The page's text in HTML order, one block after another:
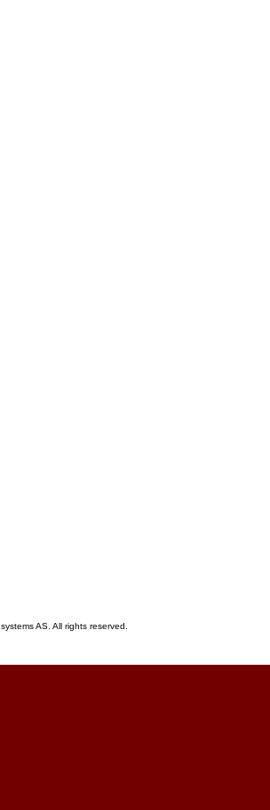
AS. All rights reserved.